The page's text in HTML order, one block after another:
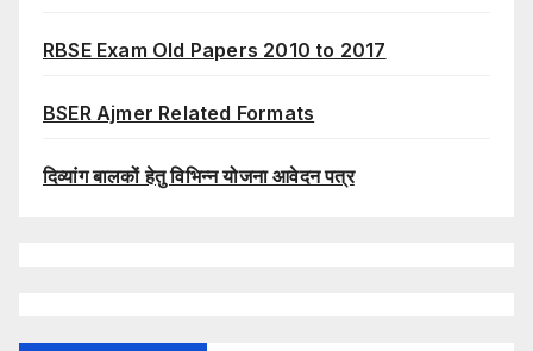
RBSE Exam Old Papers 2010 to 2017
BSER Ajmer Related Formats
दिव्यांग बालकों हेतु विभिन्न योजना आवेदन पत्र